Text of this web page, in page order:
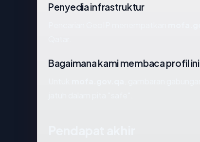
Penyedia infrastruktur
Bagaimana kami membaca profil ini